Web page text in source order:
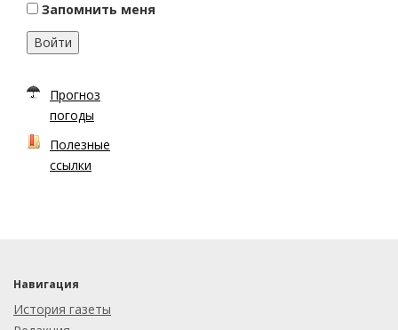
Запомнить меня
Войти
Прогноз
погоды
Полезные
ссылки
Навигация
История газеты